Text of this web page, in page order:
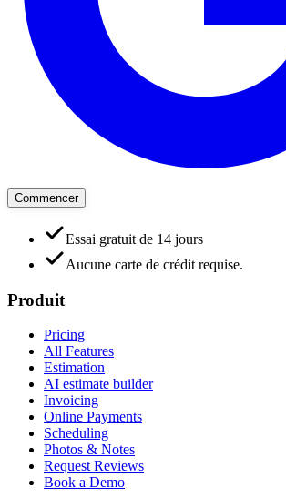
Commencer
Essai gratuit de 14 jours
Aucune carte de crédit requise.
Produit
Pricing
All Features
Estimation
AI estimate builder
Invoicing
Online Payments
Scheduling
Photos & Notes
Request Reviews
Book a Demo